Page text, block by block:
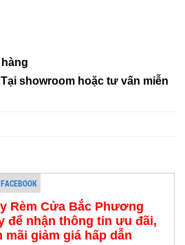
showroom hoặc tư vấn miễn
Rèm Cửa Bắc Phương
để nhận thông tin ưu đãi,
giảm giá hấp dẫn